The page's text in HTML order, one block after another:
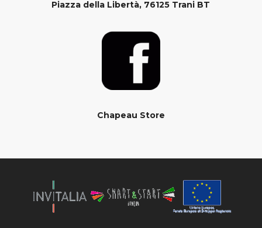
Piazza della Libertà, 76125 Trani BT
Chapeau Store